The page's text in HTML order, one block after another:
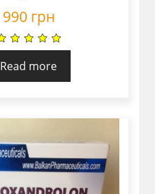
990 грн
Read more